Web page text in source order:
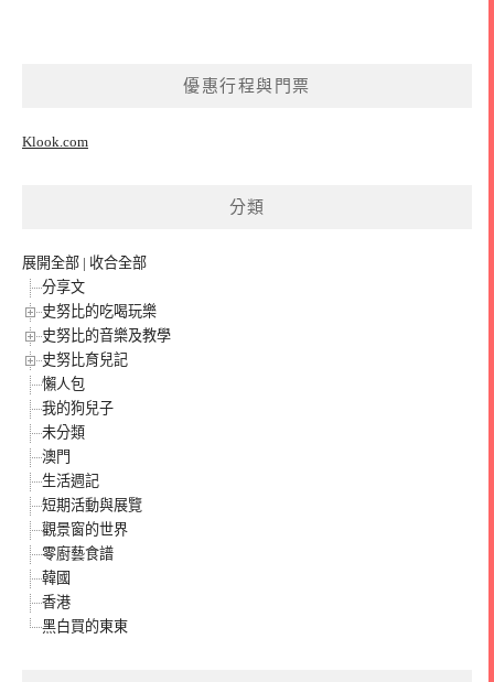
優惠行程與門票
Klook.com
分類
展開全部 | 收合全部
分享文
史努比的吃喝玩樂
史努比的音樂及教學
史努比育兒記
懶人包
我的狗兒子
未分類
澳門
生活週記
短期活動與展覽
觀景窗的世界
零廚藝食譜
韓國
香港
黑白買的東東